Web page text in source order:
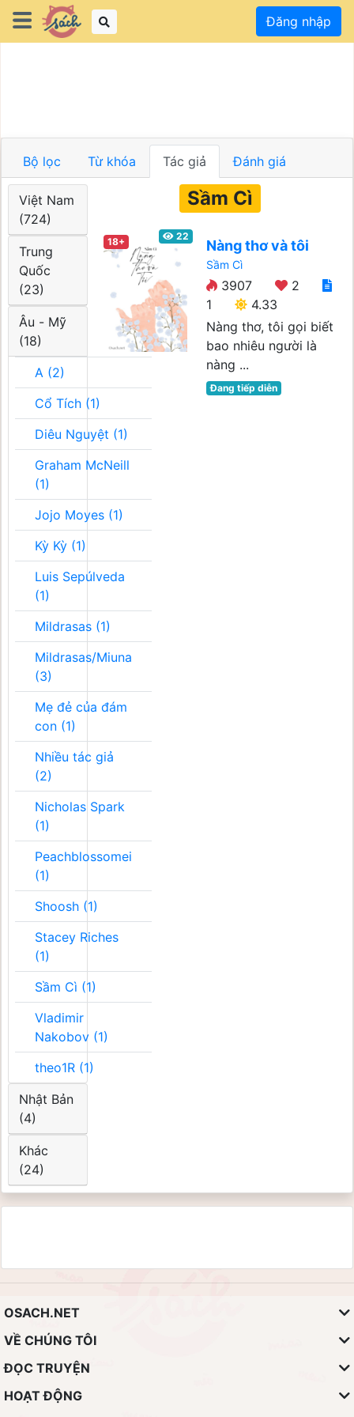
Đăng nhập
Bộ lọc Từ khóa Tác giả Đánh giá
Việt Nam
(724)
Trung
Quốc
(23)
Âu - Mỹ
(18)
A (2)
Cổ Tích (1)
Diêu Nguyệt (1)
Graham McNeill
(1)
Jojo Moyes (1)
Kỳ Kỳ (1)
Luis Sepúlveda
(1)
Mildrasas (1)
Mildrasas/Miuna
(3)
Mẹ đẻ của đám
con (1)
Nhiều tác giả
(2)
Nicholas Spark
(1)
Peachblossomei
(1)
Shoosh (1)
Stacey Riches
(1)
Sầm Cì (1)
Vladimir
Nakobov (1)
theo1R (1)
Nhật Bản
(4)
Khác
(24)
Sầm Cì
18+ 22
Nàng thơ và tôi
Sầm Cì
3907
2
1
4.33
Nàng thơ, tôi gọi biết
bao nhiêu người là
nàng ...
Đang tiếp diễn
OSACH.NET
VỀ CHÚNG TÔI
ĐỌC TRUYỆN
HOẠT ĐỘNG